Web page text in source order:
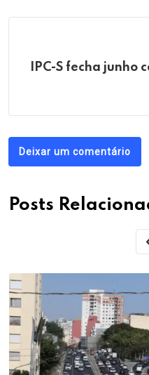
IPC-S fecha junho
Deixar um comentário
Posts